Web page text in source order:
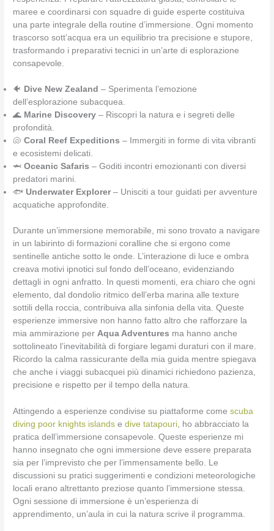
maree e coordinarsi con squadre di guide esperte costituiva
una parte integrale della routine d’immersione. Ogni momento
trascorso sott’acqua era un equilibrio tra precisione e stupore,
trasformando i preparativi tecnici in un’arte di esplorazione
consapevole.
🐠 Dive New Zealand – Sperimenta l’emozione
dell’esplorazione subacquea.
🌊 Marine Discovery – Riscopri la natura e i segreti delle
profondità.
🐚Coral Reef Expeditions – Immergiti in forme di vita vibranti
e ecosistemi delicati.
🦈Oceanic Safaris – Goditi incontri emozionanti con diversi
predatori marini.
🐟 Underwater Explorer– Unisciti a tour guidati per avventure
acquatiche approfondite.
Durante un’immersione memorabile, mi sono trovato a navigare
in un labirinto di formazioni coralline che si ergono come
sentinelle antiche sotto le onde. L’interazione di luce e ombra
creava motivi ipnotici sul fondo dell’oceano, evidenziando
dettagli in ogni anfratto. In questi momenti, era chiaro che ogni
elemento, dal dondolio ritmico dell’erba marina alle texture
sottili della roccia, contribuiva alla sinfonia della vita. Queste
esperienze immersive non hanno fatto altro che rafforzare la
mia ammirazione per Aqua Adventures ma hanno anche
sottolineato l’inevitabilità di forgiare legami duraturi con il mare.
Ricordo la calma rassicurante della mia guida mentre spiegava
che anche i viaggi subacquei più dinamici richiedono pazienza,
precisione e rispetto per il tempo della natura.
Attingendo a esperienze condivise su piattaforme comescuba
diving poor knights islands edive tatapouri , ho abbracciato la
pratica dell’immersione consapevole. Queste esperienze mi
hanno insegnato che ogni immersione deve essere preparata
sia per l’imprevisto che per l’immensamente bello. Le
discussioni su pratici suggerimenti e condizioni meteorologiche
locali erano altrettanto preziose quanto l’immersione stessa.
Ogni sessione di immersione è un’esperienza di
apprendimento, un’aula in cui la natura scrive il programma.